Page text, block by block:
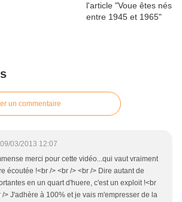
un commentaire
09/03/2013 12:07
merci pour cette vidéo...qui vaut vraiment
écoutée !<br /> <br /> <br /> Dire autant de
en un quart d'huere, c'est un exploit !<br
/> J'adhère à 100% et je vais m'empresser de la